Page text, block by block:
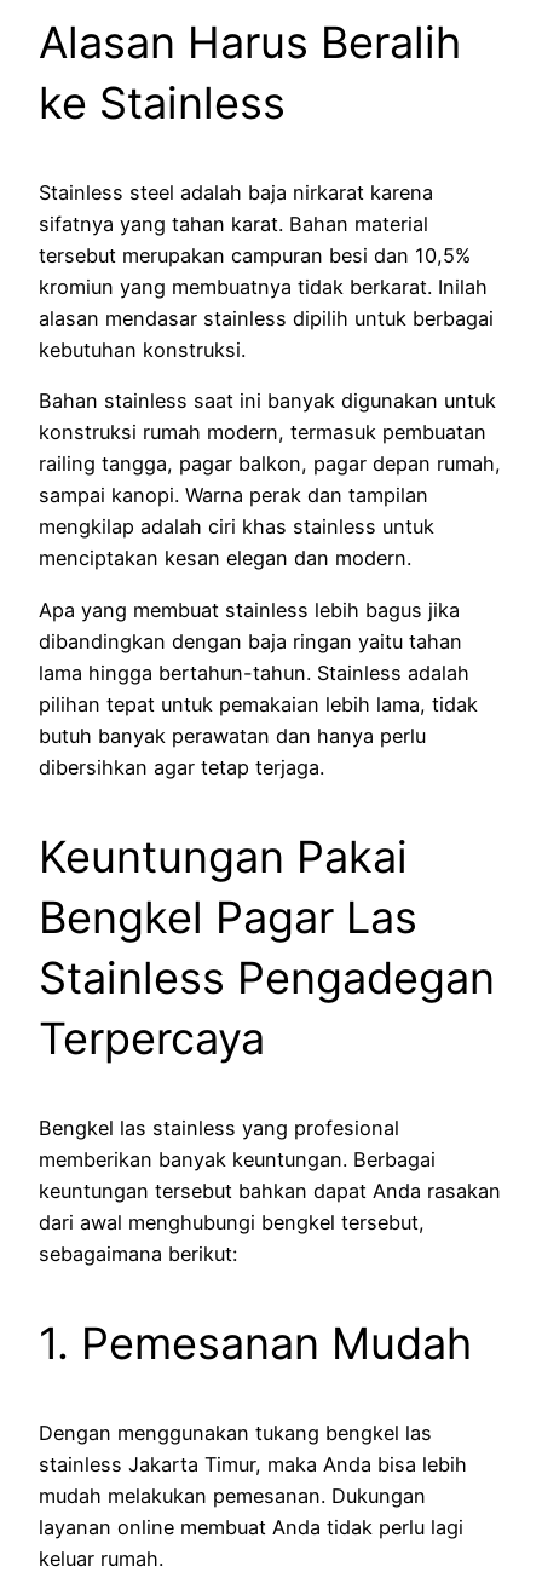
Alasan Harus Beralih
ke Stainless
Stainless steel adalah baja nirkarat karena
sifatnya yang tahan karat. Bahan material
tersebut merupakan campuran besi dan 10,5%
kromiun yang membuatnya tidak berkarat. Inilah
alasan mendasar stainless dipilih untuk berbagai
kebutuhan konstruksi.
Bahan stainless saat ini banyak digunakan untuk
konstruksi rumah modern, termasuk pembuatan
railing tangga, pagar balkon, pagar depan rumah,
sampai kanopi. Warna perak dan tampilan
mengkilap adalah ciri khas stainless untuk
menciptakan kesan elegan dan modern.
Apa yang membuat stainless lebih bagus jika
dibandingkan dengan baja ringan yaitu tahan
lama hingga bertahun-tahun. Stainless adalah
pilihan tepat untuk pemakaian lebih lama, tidak
butuh banyak perawatan dan hanya perlu
dibersihkan agar tetap terjaga.
Keuntungan Pakai
Bengkel Pagar Las
Stainless Pengadegan
Terpercaya
Bengkel las stainless yang profesional
memberikan banyak keuntungan. Berbagai
keuntungan tersebut bahkan dapat Anda rasakan
dari awal menghubungi bengkel tersebut,
sebagaimana berikut:
1. Pemesanan Mudah
Dengan menggunakan tukang bengkel las
stainless Jakarta Timur, maka Anda bisa lebih
mudah melakukan pemesanan. Dukungan
layanan online membuat Anda tidak perlu lagi
keluar rumah.